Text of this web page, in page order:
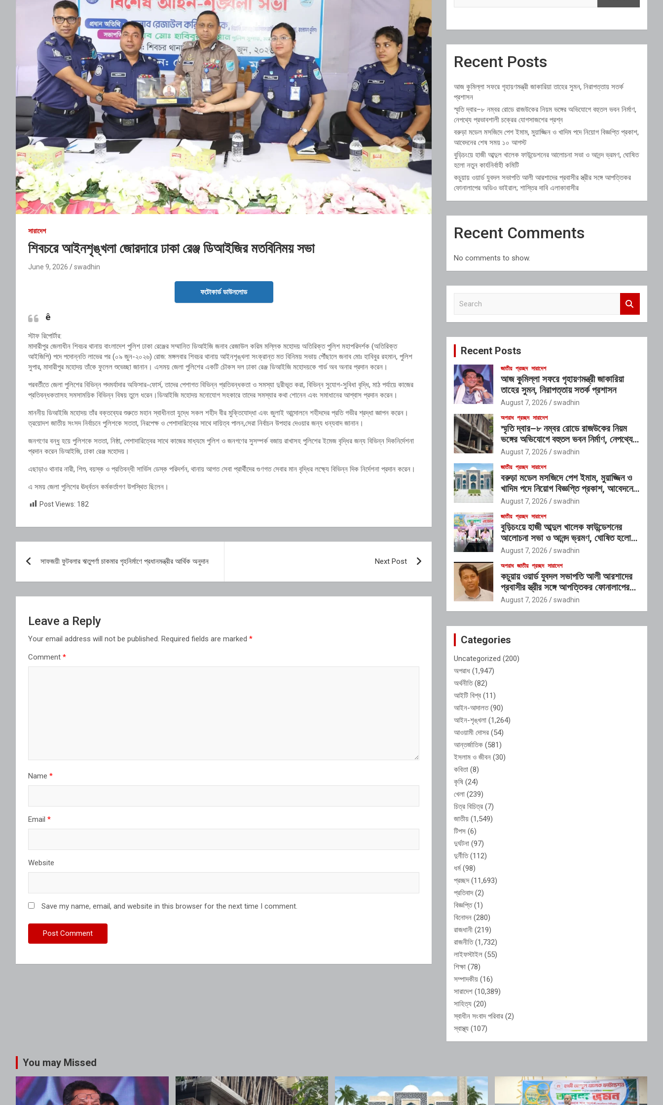
সারাদেশ
শিবচরে আইনশৃঙ্খলা জোরদারে ঢাকা রেঞ্জ ডিআইজির মতবিনিময় সভা
June 9, 2026 swadhin
ফটোকার্ড ডাউনলোড
ê
স্টাফ রিপোর্টার:
মাদারীপুর জেলাধীন শিবচর থানায় বাংলাদেশ পুলিশ ঢাকা রেঞ্জের সম্মানিত ডিআইজি জনাব রেজাউল করিম মল্লিক মহোদয় অতিরিক্ত পুলিশ মহাপরিদর্শক (অতিরিক্ত
আইজিপি) পদে পদোন্নতি লাভের পর (০৯ জুন-২০২৬) রোজ: মঙ্গলবার শিবচর থানায় আইনশৃঙ্খলা সংক্রান্ত মত বিনিময় সভায় পৌঁছালে জনাব মোঃ হাবিবুর রহমান, পুলিশ
সুপার, মাদারীপুর মহোদয় তাঁকে ফুলেল শুভেচ্ছা জানান। এসময় জেলা পুলিশের একটি চৌকস দল ঢাকা রেঞ্জ ডিআইজি মহোদয়কে গার্ড অব অনার প্রদান করেন।
পরবর্তীতে জেলা পুলিশের বিভিন্ন পদমর্যাদার অফিসার-ফোর্স, তাদের পেশাগত বিভিন্ন প্রতিবন্ধকতা ও সমস্যা দুরীভূত করা, বিভিন্ন সুযোগ-সুবিধা বৃদ্ধি, মাঠ পর্যায়ে কাজের
প্রতিবন্ধকতাসহ সমসাময়িক বিভিন্ন বিষয় তুলে ধরেন।ডিআইজি মহোদয় মনোযোগ সহকারে তাদের সমস্যার কথা শোনেন এবং সমাধানের আশ্বাস প্রদান করেন।
মাননীয় ডিআইজি মহোদয় তাঁর বক্তব্যের শুরুতে মহান স্বাধীনতা যুদ্ধে সকল শহীদ বীর মুক্তিযোদ্ধা এবং জুলাই আন্দোলনে শহীদদের প্রতি গভীর শ্রদ্ধা জ্ঞাপন করেন।
ত্রয়োদশ জাতীয় সংসদ নির্বাচনে পুলিশকে সততা, নিরপেক্ষ ও পেশাদারিত্বের সাথে দায়িত্ব পালন,সেরা নির্বাচন উপহার দেওয়ার জন্য ধন্যবাদ জানান।
জনগণের বন্ধু হয়ে পুলিশকে সততা, নিষ্ঠা, পেশাদারিত্বের সাথে কাজের মাধ্যমে পুলিশ ও জনগণের সুসম্পর্ক বজায় রাখাসহ পুলিশের ইমেজ বৃদ্ধির জন্য বিভিন্ন দিকনির্দেশনা
প্রদান করেন ডিআইজি, ঢাকা রেঞ্জ মহোদয়।
এছাড়াও থানার নারী, শিশু, বয়স্ক ও প্রতিবন্ধী সার্ভিস ডেস্ক পরিদর্শন, থানায় আগত সেবা প্রার্থীদের গুণগত সেবার মান বৃদ্ধির লক্ষ্যে বিভিন্ন দিক নির্দেশনা প্রদান করেন।
এ সময় জেলা পুলিশের ঊর্ধ্বতন কর্মকর্তাগণ উপস্থিত ছিলেন।
Post Views: 182
navigation
সাফজয়ী ফুটবলার ঋতুপর্ণা চাকমার গৃহনির্মাণে প্রধানমন্ত্রীর আর্থিক অনুদান Next Post
Leave a Reply
Your email address will not be published. Required fields are marked *
Comment *
Name *
Email *
Website
Save my name, email, and website in this browser for the next time I comment.
Recent Posts
আজ কুমিল্লা সফরে গৃহায়ণমন্ত্রী জাকারিয়া তাহের সুমন, নিরাপত্তায় সতর্ক
প্রশাসন
স্মৃতি দ্বার–৮ নম্বর রোডে রাজউকের নিয়ম ভঙ্গের অভিযোগে বহুতল ভবন নির্মাণ,
নেপথ্যে প্রভাবশালী চক্রের যোগসাজশের প্রশ্ন
বরুড়া মডেল মসজিদে পেশ ইমাম, মুয়াজ্জিন ও খাদিম পদে নিয়োগ বিজ্ঞপ্তি প্রকাশ,
আবেদনের শেষ সময় ১০ আগস্ট
বুড়িচংয়ে হাজী আব্দুল খালেক ফাউন্ডেশনের আলোচনা সভা ও আনন্দ ভ্রমণ, ঘোষিত
হলো নতুন কার্যনির্বাহী কমিটি
কচুয়ায় ওয়ার্ড যুবদল সভাপতি আলী আরশাদের প্রবাসীর স্ত্রীর সঙ্গে আপত্তিকর
ফোনালাপের অডিও ভাইরাল; শাস্তির দাবি এলাকাবাসীর
Recent Comments
No comments to show.
c
Recent Posts
জাতীয় প্রচ্ছদ সারাদেশ
আজ কুমিল্লা সফরে গৃহায়ণমন্ত্রী জাকারিয়া
তাহের সুমন, নিরাপত্তায় সতর্ক প্রশাসন
August 7, 2026 swadhin
অপরাধ প্রচ্ছদ সারাদেশ
স্মৃতি দ্বার–৮ নম্বর রোডে রাজউকের নিয়ম
ভঙ্গের অভিযোগে বহুতল ভবন নির্মাণ, নেপথ্যে
প্রভাবশালী চক্রের যোগসাজশের প্রশ্ন
August 7, 2026 swadhin
জাতীয় প্রচ্ছদ সারাদেশ
বরুড়া মডেল মসজিদে পেশ ইমাম, মুয়াজ্জিন ও
খাদিম পদে নিয়োগ বিজ্ঞপ্তি প্রকাশ, আবেদনের
শেষ সময় ১০ আগস্ট
August 7, 2026 swadhin
জাতীয় প্রচ্ছদ সারাদেশ
বুড়িচংয়ে হাজী আব্দুল খালেক ফাউন্ডেশনের
আলোচনা সভা ও আনন্দ ভ্রমণ, ঘোষিত হলো
নতুন কার্যনির্বাহী কমিটি
August 7, 2026 swadhin
অপরাধ জাতীয় প্রচ্ছদ সারাদেশ
কচুয়ায় ওয়ার্ড যুবদল সভাপতি আলী আরশাদের
প্রবাসীর স্ত্রীর সঙ্গে আপত্তিকর ফোনালাপের
অডিও ভাইরাল; শাস্তির দাবি এলাকাবাসীর
August 7, 2026 swadhin
Categories
Uncategorized (200)
অপরাধ (1,947)
অর্থনীতি(82)
আইটি বিশ্ব (11)
আইন-আদালত(90)
আইন-শৃঙ্খলা (1,264)
আওয়ামী দোসর (54)
আন্তর্জাতিক (581)
ইসলাম ও জীবন (30)
কবিতা (8)
কৃষি (24)
খেলা (239)
চিত্র বিচিত্র (7)
জাতীয় (1,549)
টিপস (6)
দুর্ঘটনা (97)
দুর্নীতি(112)
ধর্ম(98)
প্রচ্ছদ(11,693)
প্রতিবাদ(2)
বিজ্ঞপ্তি(1)
বিনোদন (280)
রাজধানী (219)
রাজনীতি(1,732)
লাইফস্টাইল (55)
শিক্ষা (78)
সম্পাদকীয় (16)
সারাদেশ (10,389)
সাহিত্য (20)
স্বাধীন সংবাদ পরিবার (2)
স্বাস্থ্য (107)
You may Missed